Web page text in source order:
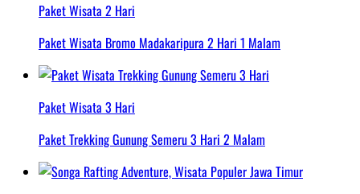
Paket Wisata 2 Hari
Paket Wisata Bromo Madakaripura 2 Hari 1 Malam
Paket Wisata 3 Hari
Paket Trekking Gunung Semeru 3 Hari 2 Malam